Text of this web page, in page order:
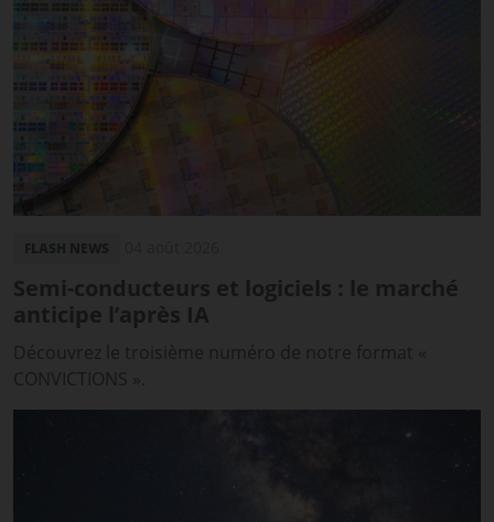
Semi-conducteurs et logiciels : le marché
anticipe l’après IA
Découvrez le troisième numéro de notre format «
CONVICTIONS ».